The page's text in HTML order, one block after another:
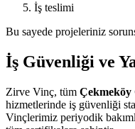
İş teslimi
Bu sayede projeleriniz
İş Güvenliği ve
Zirve Vinç, tüm Çekmeköy
hizmetlerinde iş güvenliği
Vinçlerimiz periyodik